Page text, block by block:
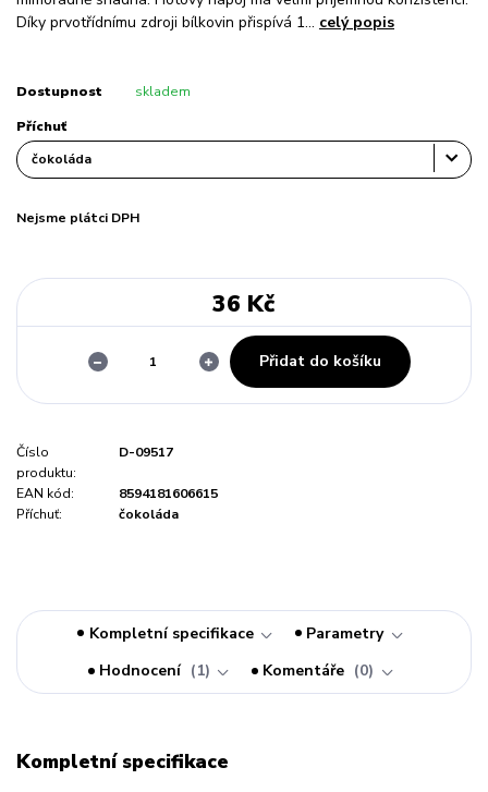
Díky prvotřídnímu zdroji bílkovin přispívá 1... celý popis
Dostupnost skladem
Příchuť
Nejsme plátci DPH
36 Kč
Přidat do košíku
Číslo
produktu:
D-09517
EAN kód:
8594181606615
Příchuť:
čokoláda
Kompletní specifikace
Parametry
Hodnocení
1 Komentáře 0
Kompletní specifikace